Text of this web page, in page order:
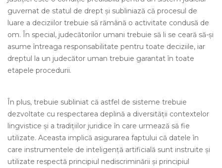
guvernat de statul de drept și subliniază că procesul de
luare a deciziilor trebuie să rămână o activitate condusă de
om. În special, judecătorilor umani trebuie să li se ceară să-și
asume întreaga responsabilitate pentru toate deciziile, iar
dreptul la un judecător uman trebuie garantat în toate
etapele procedurii.
În plus, trebuie subliniat că astfel de sisteme trebuie
dezvoltate cu respectarea deplină a diversității contextelor
lingvistice și a tradițiilor juridice în care urmează să fie
utilizate. Aceasta implică asigurarea faptului că datele în
care instrumentele de inteligență artificială sunt instruite și
utilizate respectă principiul nediscriminării și principiul